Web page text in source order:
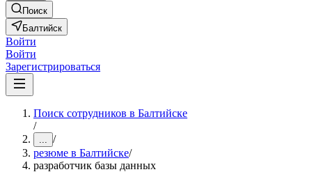
Поиск
Балтийск
Войти
Войти
Зарегистрироваться
Поиск сотрудников в Балтийске
/
... /
резюме в Балтийске/
разработчик базы данных